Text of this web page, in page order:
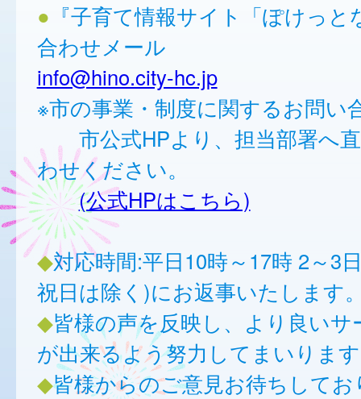
● 『子育て情報サイト「ぽけっ
合わせメール
info@hino.city-hc.jp
※市の事業・制度に関するお問い
市公式HPより、担当部署へ
わせください。
(公式HPはこちら)
◆対応時間:平日10時～17時 2～3
祝日は除く)にお返事いたします
◆皆様の声を反映し、より良いサ
が出来るよう努力してまいりま
◆皆様からのご意見お待ちしてお